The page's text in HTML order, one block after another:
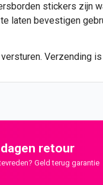
stickers zijn
laten bevestigen
Verzending
retour
Geld terug garantie